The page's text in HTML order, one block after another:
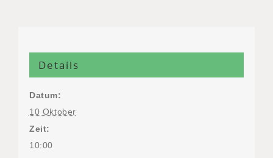
Details
Datum:
10 Oktober
Zeit:
10:00